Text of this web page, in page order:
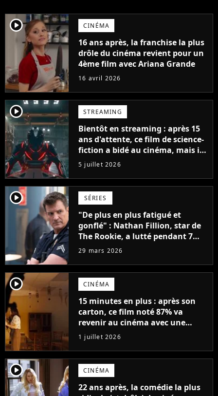
player2 CINÉMA
16 ans après, la franchise la plus
drôle du cinéma revient pour un
4ème film avec Ariana Grande
16 avril 2026
player2 STREAMING
Bientôt en streaming : après 15
ans d'attente, ce film de science-
fiction a bidé au cinéma, mais il
pourrait devenir un chef
d'oeuvre
5 juillet 2026
player2 SÉRIES
"De plus en plus fatigué et
gonflé" : Nathan Fillion, star de
The Rookie, a lutté pendant 7
ans avec un rôle qui le détruisait
29 mars 2026
player2 CINÉMA
15 minutes en plus : après son
carton, ce film noté 87% va
revenir au cinéma avec une
version plus longue
1 juillet 2026
player2 CINÉMA
22 ans après, la comédie la plus